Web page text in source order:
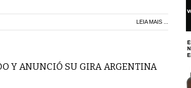
LEIA MAIS ...
Y ANUNCIÓ SU GIRA ARGENTINA